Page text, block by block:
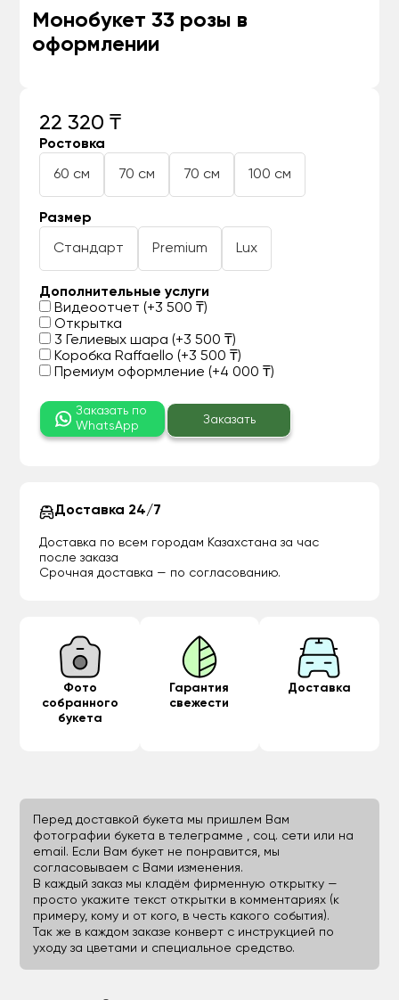
Монобукет 33 розы в
оформлении
22 320 ₸
Ростовка
60 см 70 см 70 см 100 см
Размер
Стандарт Premium Lux
Дополнительные услуги
Видеоотчет (+3 500 ₸)
Открытка
3 Гелиевых шара (+3 500 ₸)
Коробка Raffaello (+3 500 ₸)
Премиум оформление (+4 000 ₸)
Заказать по
WhatsApp
Заказать
Доставка 24/7
Доставка по всем городам Казахстана за час
после заказа
Срочная доставка — по согласованию.
Фото
собранного
букета
Гарантия
свежести
Доставка
Перед доставкой букета мы пришлем Вам
фотографии букета в телеграмме , соц. сети или на
email. Если Вам букет не понравится, мы
согласовываем с Вами изменения.
В каждый заказ мы кладём фирменную открытку —
просто укажите текст открытки в комментариях (к
примеру, кому и от кого, в честь какого события).
Так же в каждом заказе конверт с инструкцией по
уходу за цветами и специальное средство.